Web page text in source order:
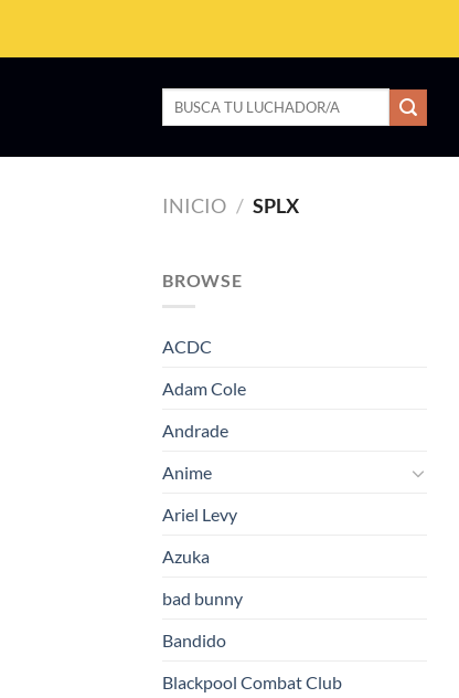
Buscar
INICIO / SPLX
BROWSE
ACDC
Adam Cole
Andrade
Anime
Ariel Levy
Azuka
bad bunny
Bandido
Blackpool Combat Club